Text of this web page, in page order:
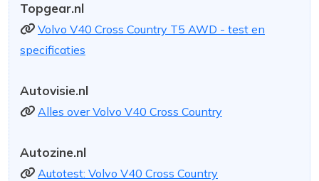
Topgear.nl
Volvo V40 Cross Country T5 AWD - test en
specificaties
Autovisie.nl
Alles over Volvo V40 Cross Country
Autozine.nl
Autotest: Volvo V40 Cross Country